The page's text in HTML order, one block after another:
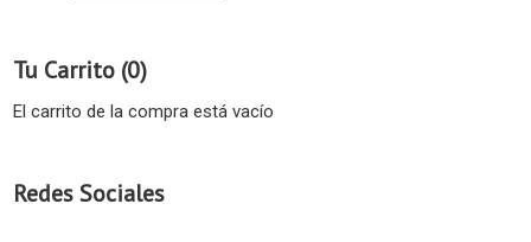
Tu Carrito (0)
El carrito de la compra está vacío
Redes Sociales